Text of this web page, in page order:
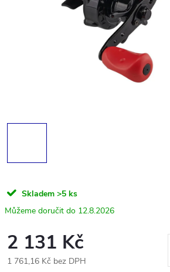
Skladem >5 ks
12.8.2026
2 131 Kč
1 761,16 Kč bez DPH